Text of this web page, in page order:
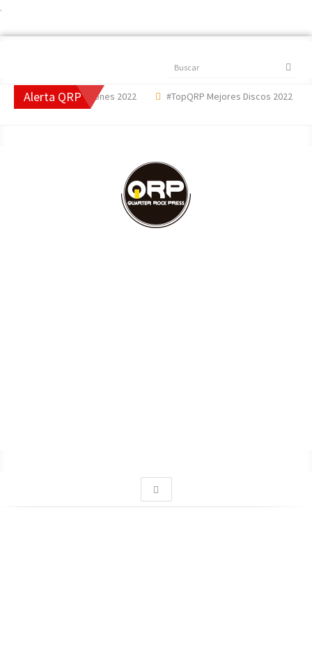
.
Buscar
Alerta QRP
Mejores Canciones 2022 #TopQRP Mejores Discos 2022